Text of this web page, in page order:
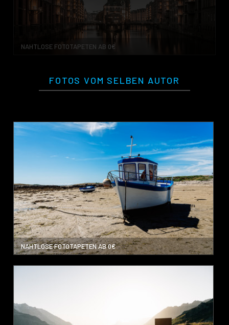
NAHTLOSE FOTOTAPETEN AB 0€
FOTOS VOM SELBEN AUTOR
NAHTLOSE FOTOTAPETEN AB 0€